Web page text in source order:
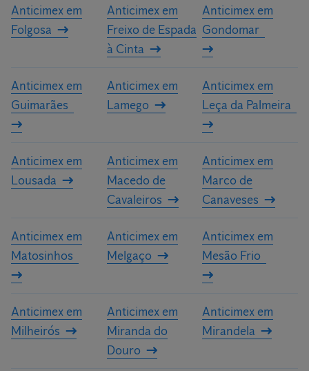
Anticimex em
Folgosa
Anticimex em
Freixo de Espada
à Cinta
Anticimex em
Gondomar
Anticimex em
Guimarães
Anticimex em
Lamego
Anticimex em
Leça da Palmeira
Anticimex em
Lousada
Anticimex em
Macedo de
Cavaleiros
Anticimex em
Marco de
Canaveses
Anticimex em
Matosinhos
Anticimex em
Melgaço
Anticimex em
Mesão Frio
Anticimex em
Milheirós
Anticimex em
Miranda do
Douro
Anticimex em
Mirandela